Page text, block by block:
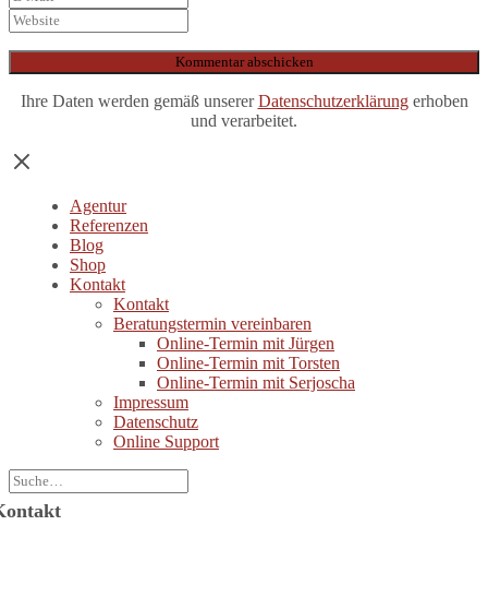
Ihre Daten werden gemäß unsererDatenschutzerklärungerhoben
und verarbeitet.
Agentur
Referenzen
Blog
Shop
Kontakt
Kontakt
Beratungstermin vereinbaren
Online-Termin mit Jürgen
Online-Termin mit Torsten
Online-Termin mit Serjoscha
Impressum
Datenschutz
Online Support